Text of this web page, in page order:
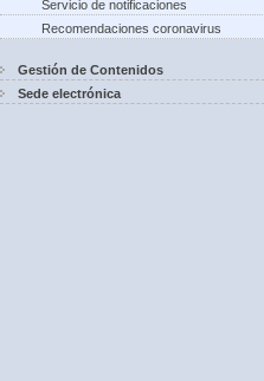
Servicio de notificaciones
Recomendaciones coronavirus
Gestión de Contenidos
Sede electrónica